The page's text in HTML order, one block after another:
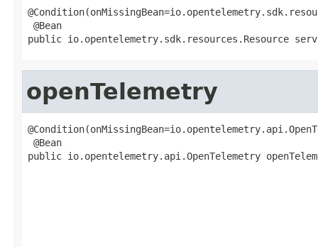
@Bean
public io.opentelemetry.sdk.resources.Resource
openTelemetry
@Bean
public io.opentelemetry.api.OpenTelemetry